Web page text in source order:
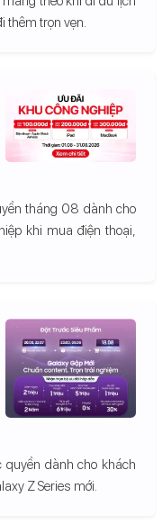
thêm trọn vẹn.
tháng 08 dành cho
khi mua điện thoại,
dành cho khách
Z Series mới.